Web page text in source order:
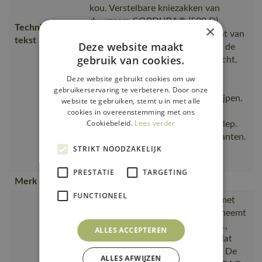
Technische
tekst
kou. Verstelbare kniezakken van
duurzaam CORDURA® (500 D).
Sneeuwvanger aan de binnenkant van
de pijp. Rits met windvanger aan de
buitenkant on, wind- en waterdicht.
Insulation. Getapede naden.
Ergonomisch gevormde broekspijpen.
Riemlussen. Gulp met rits.
Voorzakken. Achterzakken met klep.
Verborgen hamerlus aan beide kanten.
Duimstokzak met Kevlar®-
Merk
MASCOT®
Ademend, wind- en waterdicht met
getapete naden., is zeer licht en neemt
opgevouwen bijna geen plaats in.,
Uniek CLIMASCOT® materiaal dat
zorgt voor een efficiënte isolatie, De
×
Deze website maakt
gebruik van cookies.
Deze website gebruikt cookies om uw
gebruikerservaring te verbeteren. Door onze
website te gebruiken, stemt u in met alle
cookies in overeenstemming met ons
Cookiebeleid. Lees verder
STRIKT NOODZAKELIJK
PRESTATIE TARGETING
FUNCTIONEEL
ALLES ACCEPTEREN
ALLES AFWIJZEN